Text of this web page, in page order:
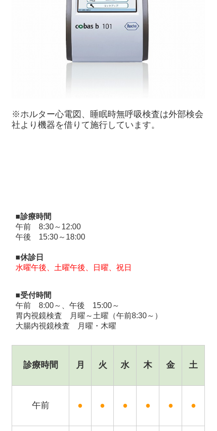
※ホルター心電図、睡眠時無呼吸検査は外部検会
社より機器を借りて施行しています。
■診療時間
午前 8:30～12:00
午後 15:30～18:00
■休診日
水曜午後、土曜午後、日曜、祝日
■受付時間
午前 8:00～、午後 15:00～
胃内視鏡検査 月曜～土曜（午前8:30～）
大腸内視鏡検査 月曜・木曜
診療時間 月 火 水 木 金 土
午前 ● ● ● ● ● ●